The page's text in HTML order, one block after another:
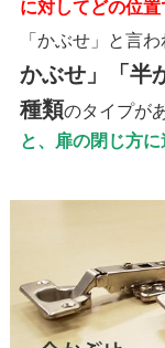
に対してどの位
「かぶせ」と言
かぶせ」「半
種類のタイプが
と、扉の閉じ方に